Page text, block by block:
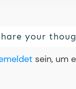
your
sein, um